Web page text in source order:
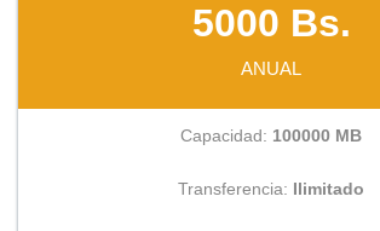
5000 Bs.
ANUAL
Capacidad: 100000 MB
Transferencia: Ilimitado